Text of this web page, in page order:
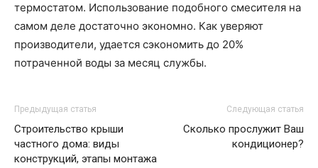
термостатом. Использование подобного смесителя на
самом деле достаточно экономно. Как уверяют
производители, удается сэкономить до 20%
потраченной воды за месяц службы.
Предыдущая статья
Строительство крыши
частного дома: виды
конструкций, этапы монтажа
Следующая статья
Сколько прослужит Ваш
кондиционер?